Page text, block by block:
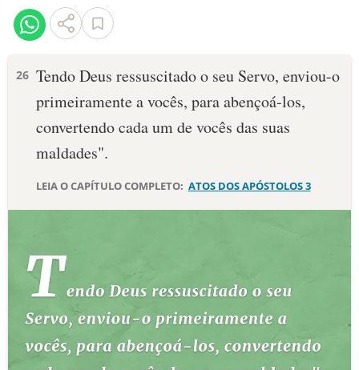
VERSÍCULOS
PALAVRA DO DIA
SALMO DO DIA
DEVOCIONAL DIÁRIO
ESTUDOS BÍBLICOS
ESBOÇOS DE PREGAÇÃO
TEMAS
26 Tendo Deus ressuscitado o seu Servo, enviou-o
primeiramente a vocês, para abençoá-los,
convertendo cada um de vocês das suas
maldades".
LEIA O CAPÍTULO COMPLETO: ATOS DOS APÓSTOLOS 3